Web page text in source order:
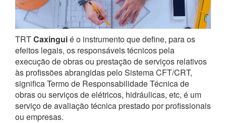
TRTCaxinguié o instrumento que define, para os
efeitos legais, os responsáveis técnicos pela
execução de obras ou prestação de serviços relativos
às profissões abrangidas pelo Sistema CFT/CRT,
significa Termo de Responsabilidade Técnica de
obras ou serviços de elétricos, hidráulicas, etc, é um
serviço de avaliação técnica prestado por profissionais
ou empresas.